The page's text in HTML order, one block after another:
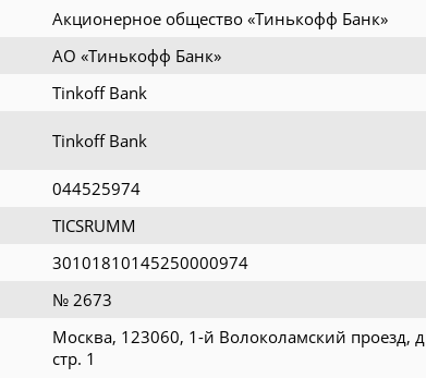
Акционерное общество «Тинькофф Банк»
АО «Тинькофф Банк»
Tinkoff Bank
Tinkoff Bank
044525974
TICSRUMM
30101810145250000974
№ 2673
Москва, 123060, 1-й Волоколамский проезд,
стр. 1